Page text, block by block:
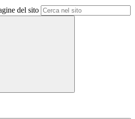
del sito